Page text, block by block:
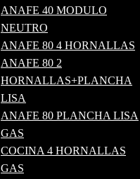
ANAFE 40 MODULO
NEUTRO
ANAFE 80 4 HORNALLAS
ANAFE 80 2
HORNALLAS+PLANCHA
LISA
ANAFE 80 PLANCHA LISA
GAS
COCINA 4 HORNALLAS
GAS